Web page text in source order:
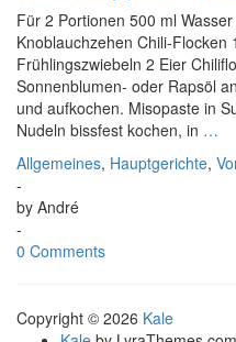
Für 2 Portionen 500 ml
Knoblauchzehen Chili-
Frühlingszwiebeln 2 Eier
Sonnenblumen- oder Rapsöl
und aufkochen. Misopaste in
Nudeln bissfest kochen, in …
Allgemeines, Hauptgerichte,
-
by André
-
0 Comments
Copyright © 2026 Kale